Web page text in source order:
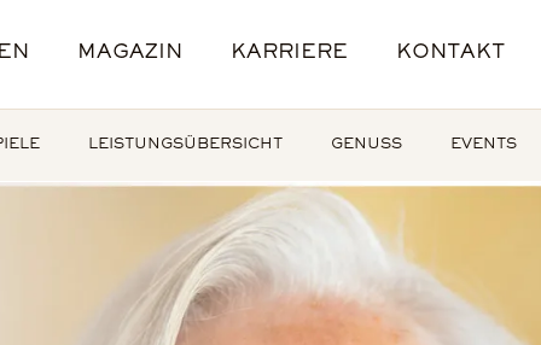
STANDORTE
MAGAZIN KARRIERE KONTAKT
LEISTUNGSÜBERSICHT GENUSS EVENTS